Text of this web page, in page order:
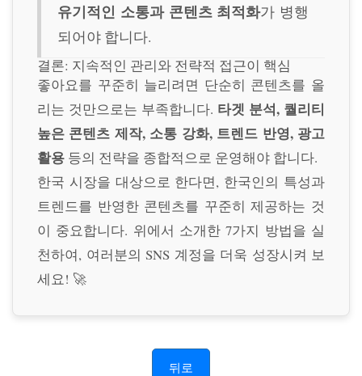
유기적인 소통과 콘텐츠 최적화가 병행
되어야 합니다.
결론: 지속적인 관리와 전략적 접근이 핵심
좋아요를 꾸준히 늘리려면 단순히 콘텐츠를 올
리는 것만으로는 부족합니다. 타겟 분석, 퀄리티
높은 콘텐츠 제작, 소통 강화, 트렌드 반영, 광고
활용 등의 전략을 종합적으로 운영해야 합니다.
한국 시장을 대상으로 한다면, 한국인의 특성과
트렌드를 반영한 콘텐츠를 꾸준히 제공하는 것
이 중요합니다. 위에서 소개한 7가지 방법을 실
천하여, 여러분의 SNS 계정을 더욱 성장시켜 보
세요! 🚀
뒤로